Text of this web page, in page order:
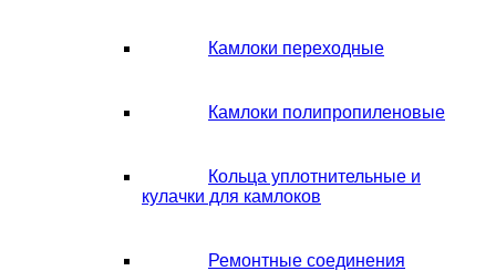
Камлоки переходные
Камлоки полипропиленовые
Кольца уплотнительные и
кулачки для камлоков
Ремонтные соединения